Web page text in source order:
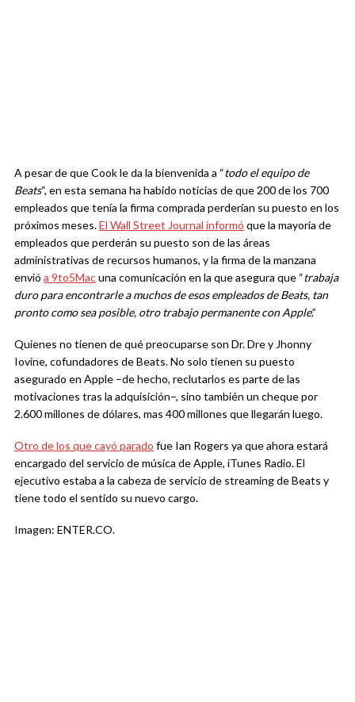
A pesar de que Cook le da la bienvenida a “todo el equipo de
Beats“, en esta semana ha habido noticias de que 200 de los 700
empleados que tenía la firma comprada perderían su puesto en los
próximos meses.El Wall Street Journal informó que la mayoría de
empleados que perderán su puesto son de las áreas
administrativas de recursos humanos, y la firma de la manzana
envió a 9to5Macuna comunicación en la que asegura que “trabaja
duro para encontrarle a muchos de esos empleados de Beats, tan
pronto como sea posible, otro trabajo permanente con Apple.”
Quienes no tienen de qué preocuparse son Dr. Dre y Jhonny
Iovine, cofundadores de Beats. No solo tienen su puesto
asegurado en Apple –de hecho, reclutarlos es parte de las
motivaciones tras la adquisición–, sino también un cheque por
2.600 millones de dólares, mas 400 millones que llegarán luego.
Otro de los que cayó parado fue Ian Rogers ya que ahora estará
encargado del servicio de música de Apple, iTunes Radio. El
ejecutivo estaba a la cabeza de servicio de streaming de Beats y
tiene todo el sentido su nuevo cargo.
Imagen: ENTER.CO.